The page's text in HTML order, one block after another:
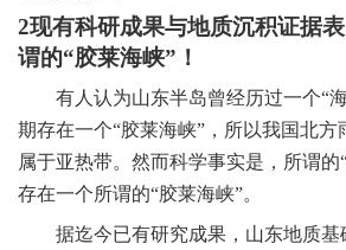
2现有科研成果与地质沉积证据
谓的“胶莱海峡”！
有人认为山东半岛曾经历过一个“
期存在一个“胶莱海峡”，所以我国北方
属于亚热带。然而科学事实是，所谓的
存在一个所谓的“胶莱海峡”。
据迄今已有研究成果，山东地质